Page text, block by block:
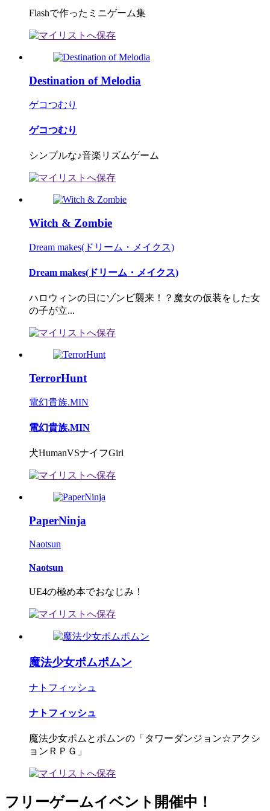
Flashで作ったミニゲーム集
Destination of Melodia
ゲコつむり
ゲコつむり
シンプルな♪音楽リズムゲーム
Witch & Zombie
Dream makes(ドリーム・メイクス)
Dream makes(ドリーム・メイクス)
ハロウィンの日にゾンビ襲来！？魔女の仮装をした女
の子が立...
TerrorHunt
電幻貴族.MIN
電幻貴族.MIN
犬HumanVSナイフGirl
PaperNinja
Naotsun
Naotsun
UE4の極め本でおなじみ！
魔法少女ポムポムン
ナトフィッシュ
ナトフィッシュ
魔法少女ポムとポムンの「タワーダンジョン☆アクシ
ョンＲＰＧ」
フリーゲームイベント開催中！